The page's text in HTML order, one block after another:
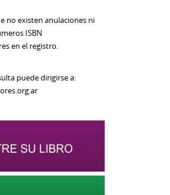
no existen anulaciones ni
ISBN
en el registro.
puede dirigirse a: